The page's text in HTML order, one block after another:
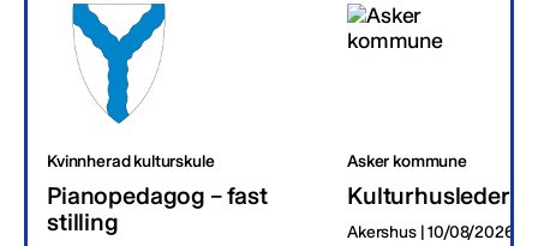
Kvinnherad kulturskule
Pianopedagog – fast
stilling
Asker kommune
Kulturhusleder
Akershus | 10/08/2026